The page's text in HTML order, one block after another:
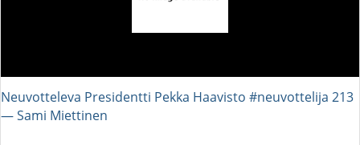
Neuvotteleva Presidentti Pekka Haavisto #neuvottelija 213
― Sami Miettinen